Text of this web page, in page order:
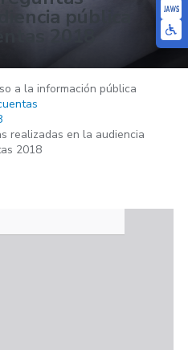
pública
2018
a la información pública
realizadas en la audiencia
2018